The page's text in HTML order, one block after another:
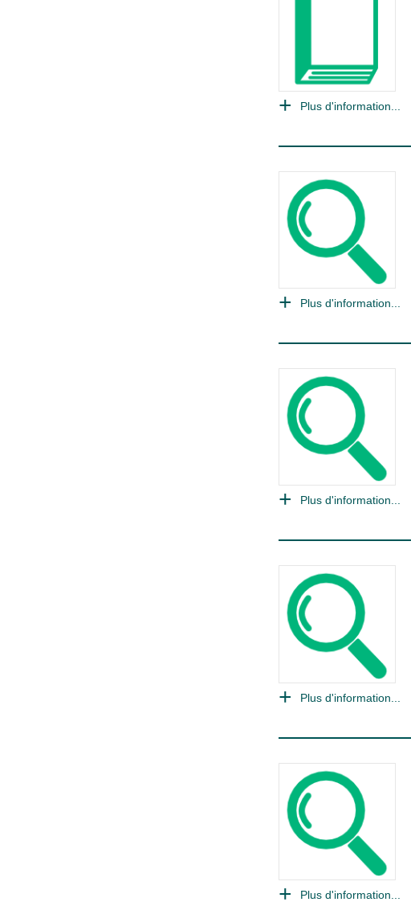
Plus d'information...
Plus d'information...
Plus d'information...
Plus d'information...
Plus d'information...